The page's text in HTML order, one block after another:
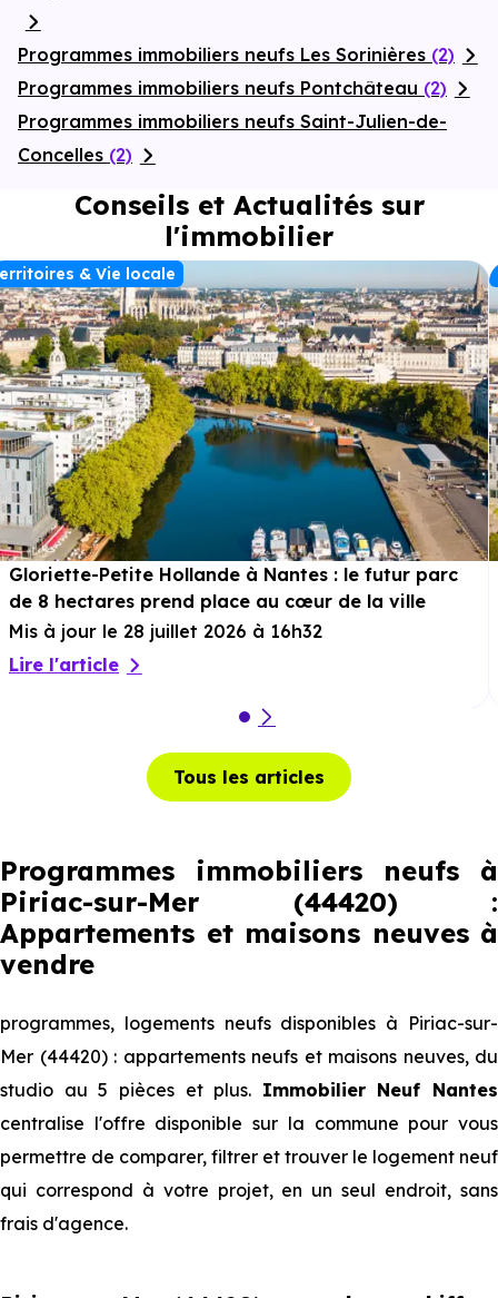
Programmes immobiliers neufs Les Sorinières (2)
Programmes immobiliers neufs Pontchâteau (2)
Programmes immobiliers neufs Saint-Julien-de-
Concelles (2)
Conseils et Actualités sur
l'immobilier
& Vie locale
Gloriette-Petite Hollande à Nantes : le futur parc
de 8 hectares prend place au cœur de la ville
Mis à jour le 28 juillet 2026 à 16h32
Lire l'article
Tous les articles
Programmes immobiliers neufs à
Piriac-sur-Mer (44420) :
Appartements et maisons neuves à
vendre
programmes, logements neufs disponibles à Piriac-sur-
Mer (44420) : appartements neufs et maisons neuves, du
studio au 5 pièces et plus. Immobilier Neuf Nantes
centralise l'offre disponible sur la commune pour vous
permettre de comparer, filtrer et trouver le logement neuf
qui correspond à votre projet, en un seul endroit, sans
frais d'agence.